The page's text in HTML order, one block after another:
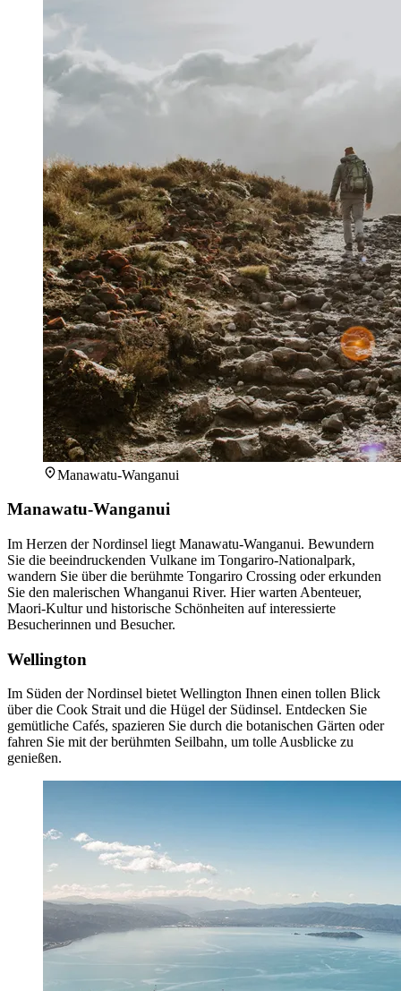
Manawatu-Wanganui
Manawatu-Wanganui
Im Herzen der Nordinsel liegt Manawatu-Wanganui. Bewundern
Sie die beeindruckenden Vulkane im Tongariro-Nationalpark,
wandern Sie über die berühmte Tongariro Crossing oder erkunden
Sie den malerischen Whanganui River. Hier warten Abenteuer,
Maori-Kultur und historische Schönheiten auf interessierte
Besucherinnen und Besucher.
Wellington
Im Süden der Nordinsel bietet Wellington Ihnen einen tollen Blick
über die Cook Strait und die Hügel der Südinsel. Entdecken Sie
gemütliche Cafés, spazieren Sie durch die botanischen Gärten oder
fahren Sie mit der berühmten Seilbahn, um tolle Ausblicke zu
genießen.